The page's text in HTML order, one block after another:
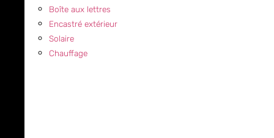
Boîte aux lettres
Encastré extérieur
Solaire
Chauffage